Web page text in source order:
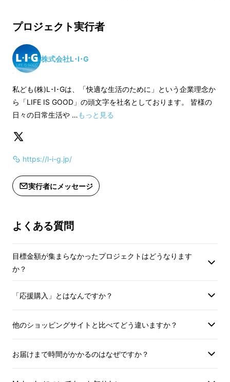
制限なくいつでもどこでもご使用いただけま
合がございます。
プロジェクト実行者
株式会社L･I･G
私ども(株)L･I･Gは、「快適な生活のために」という企業理念か
ら「LIFE IS GOOD」の頭文字を社名としております。 皆様の
日々の日常生活や …もっと見る
https://l-i-g.jp/
実行者にメッセージ
よくある質問
目標金額が集まらなかったプロジェクトはどうなります
か？
「応援購入」とはなんですか？
他のショッピングサイトと比べてどう違いますか？
お届けまで時間がかかるのはなぜですか？